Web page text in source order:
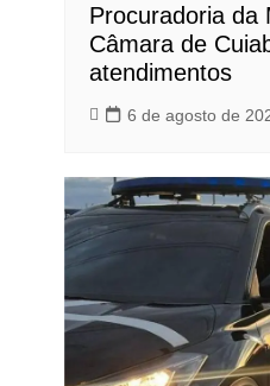
Procuradoria da
Câmara de
atendimentos
6 de agosto de